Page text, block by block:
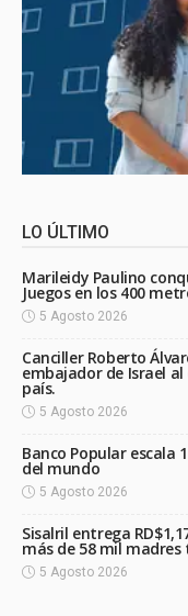
LO ÚLTIMO
Marileidy Paulino
Juegos en los 400
5 Agosto 2026
Canciller Roberto
embajador de Israel
país.
5 Agosto 2026
Banco Popular escala
del mundo
5 Agosto 2026
Sisalril entrega
más de 58 mil
5 Agosto 2026